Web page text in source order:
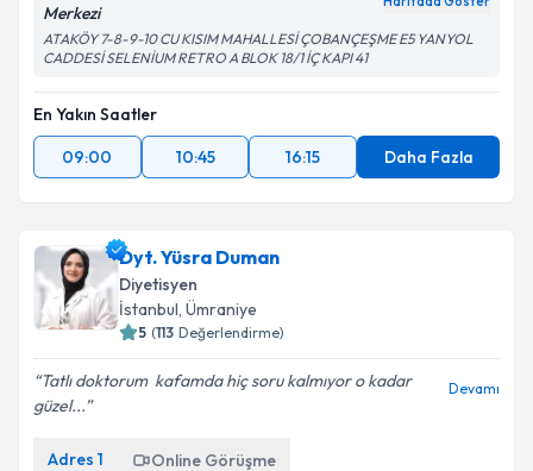
Merkezi
ATAKÖY 7-8-9-10 CU KISIM MAHALLESİ ÇOBANÇEŞME E5 YANYOL
CADDESİ SELENİUM RETRO A BLOK 18/1 İÇ KAPI 41
En Yakın Saatler
09:00
10:45 16:15 Daha Fazla
Dyt. Yüsra Duman
Diyetisyen
İstanbul, Ümraniye
5 (113 Değerlendirme)
Tatlı doktorum ️ kafamda hiç soru kalmıyor o kadar
güzel...
Devamı
Adres 1 Online Görüşme